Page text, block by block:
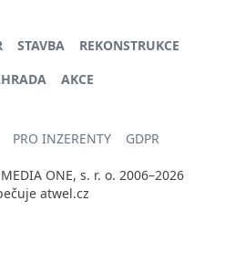
STAVBA
REKONSTRUKCE
AKCE
PRO INZERENTY GDPR
ONE, s. r. o. 2006–2026